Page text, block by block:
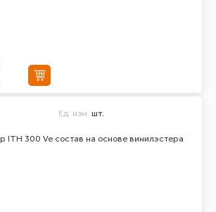
ITH 300 Ve состав на основе винилэстера
Ед. изм. шт.